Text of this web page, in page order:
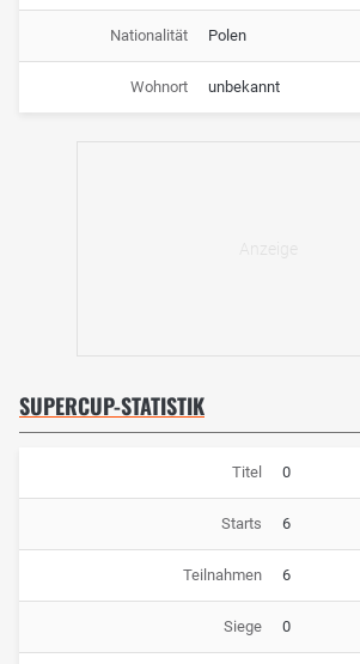
Nationalität Polen
Wohnort unbekannt
SUPERCUP-STATISTIK
Titel 0
Starts 6
Teilnahmen 6
Siege 0